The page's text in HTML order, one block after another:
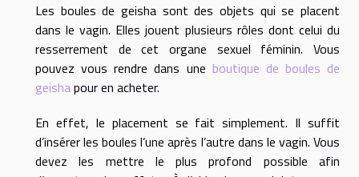
Les boules de geisha sont des objets qui se placent
dans le vagin. Elles jouent plusieurs rôles dont celui du
resserrement de cet organe sexuel féminin. Vous
pouvez vous rendre dans une boutique de boules de
geishapour en acheter.
En effet, le placement se fait simplement. Il suffit
d’insérer les boules l’une après l’autre dans le vagin. Vous
devez les mettre le plus profond possible afin